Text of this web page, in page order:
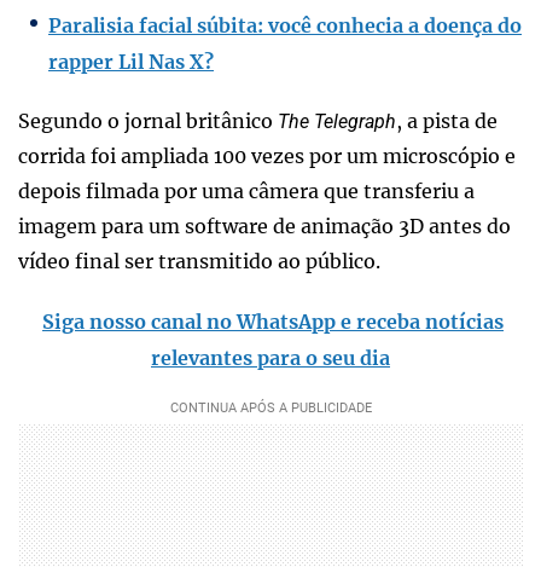
Paralisia facial súbita: você conhecia a doença do
rapper Lil Nas X?
Segundo o jornal britânico The Telegraph, a pista de
corrida foi ampliada 100 vezes por um microscópio e
depois filmada por uma câmera que transferiu a
imagem para um software de animação 3D antes do
vídeo final ser transmitido ao público.
Siga nosso canal no WhatsApp e receba notícias
relevantes para o seu dia